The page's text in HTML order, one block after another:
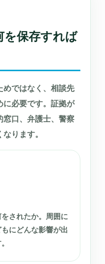
を保存すれば
めではなく、相談先
に必要です。証拠が
窓口、弁護士、警察
ります。
されたか。周囲に
にどんな影響が出